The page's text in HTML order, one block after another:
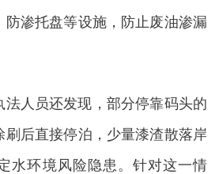
防渗托盘等设施，防止废油渗漏
人员还发现，部分停靠码头的
刷后直接停泊，少量漆渣散落岸
水环境风险隐患。针对这一情